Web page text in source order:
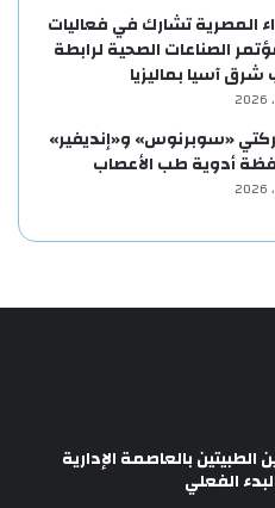
المصرية تشارك في فعاليات
الصناعات الصحية لرابطة
آسيا بماليزيا
«سوبرنوس» و«إنديفير»
أدوية طب الأعصاب
الطبيتين بالعاصمة الإدارية
الفعلي